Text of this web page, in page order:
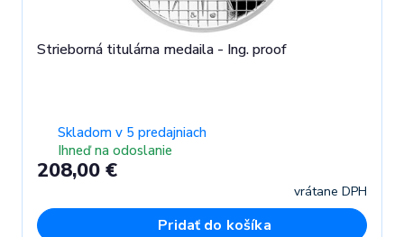
Strieborná titulárna medaila - Ing. proof
Skladom v 5 predajniach
Ihneď na odoslanie
208,00 €
vrátane DPH
Pridať do košíka